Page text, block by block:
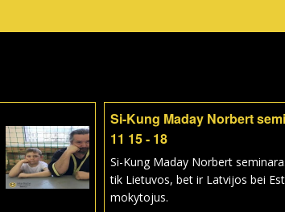
Si-Kung Maday Norbert
11 15 - 18
Si-Kung Maday Norbert
tik Lietuvos, bet ir Latvijos bei
mokytojus.